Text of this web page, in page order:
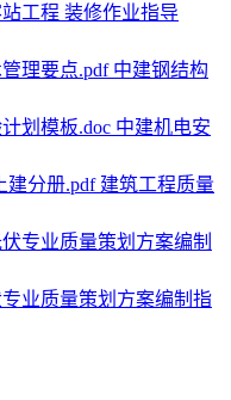
工程 装修作业指导
中建钢结构
中建机电安
建筑工程质量
业质量策划方案编制指